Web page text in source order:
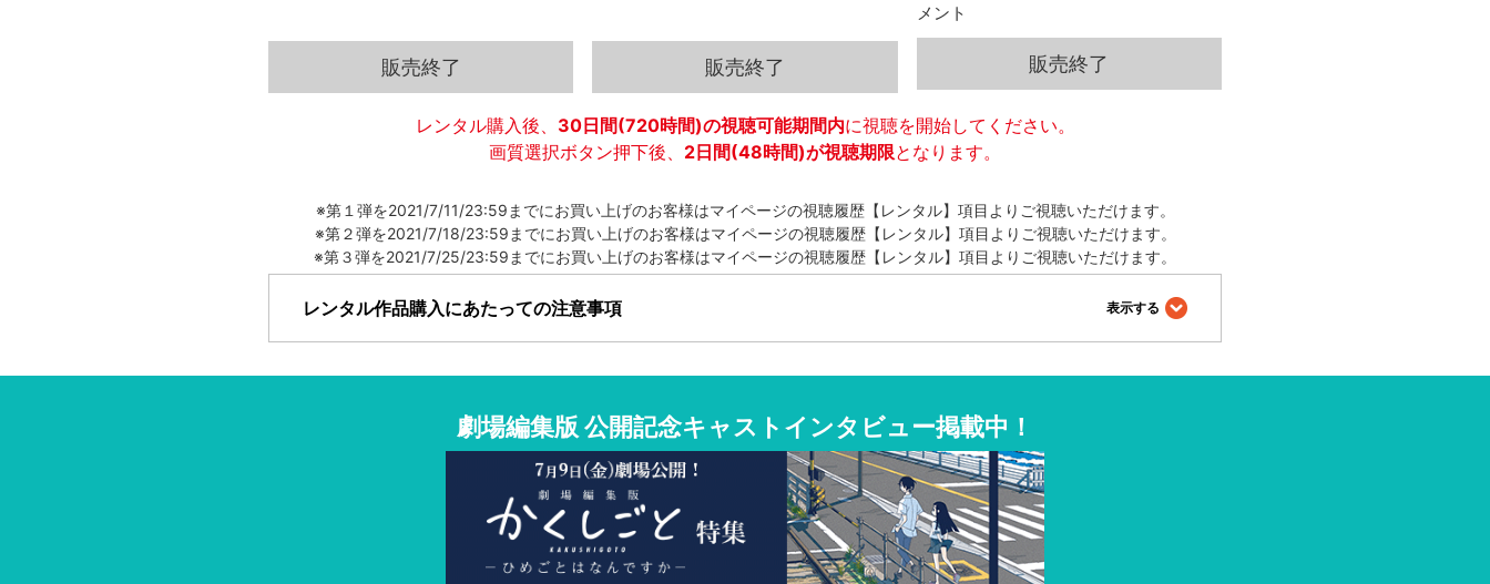
販売終了 販売終了
メント
販売終了
レンタル購入後、 30日間(720時間)の視聴可能期間内に視聴を開始してください。
画質選択ボタン押下後、 2日間(48時間)が視聴期限となります。
※第１弾を2021/7/11/23:59までにお買い上げのお客様はマイページの視聴履歴【レンタル】項目よりご視聴いただけます。
※第２弾を2021/7/18/23:59までにお買い上げのお客様はマイページの視聴履歴【レンタル】項目よりご視聴いただけます。
※第３弾を2021/7/25/23:59までにお買い上げのお客様はマイページの視聴履歴【レンタル】項目よりご視聴いただけます。
レンタル作品購入にあたっての注意事項
※dポイントでのお支払いは、ネットワーク暗証番号が必要となります
※ドコモ払いでのお支払いは、ドコモ回線契約者のみ可能です。spモードパスワードが必要となります
・下記いずれかのデバイスからアクセスできる方
【Android】dアニメストアアプリ
劇場編集版 公開記念キャストインタビュー掲載中！